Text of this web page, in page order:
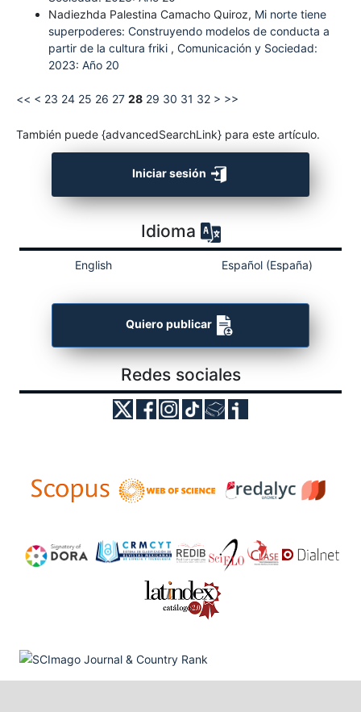
Nadiezhda Palestina Camacho Quiroz, Mi norte tiene
superpoderes: Construyendo modelos de conducta a
partir de la cultura friki , Comunicación y Sociedad:
2023: Año 20
<< < 23 24 25 26 27 28 29 30 31 32 > >>
También puede {advancedSearchLink} para este artículo.
Iniciar sesión
Idioma
English Español (España)
Quiero publicar
Redes sociales